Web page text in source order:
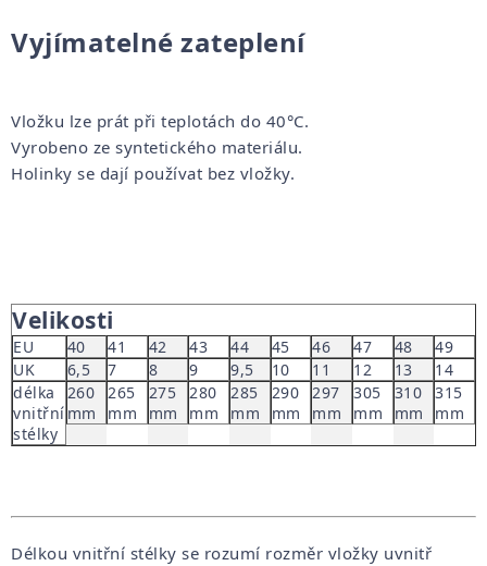
Vyjímatelné zateplení
Vložku lze prát při teplotách do 40°C.
Vyrobeno ze syntetického materiálu.
Holinky se dají používat bez vložky.
Velikosti
EU
UK
délka
vnitřní
stélky
40
6,5
260
mm
41
7
265
mm
42
8
275
mm
43
9
280
mm
44
9,5
285
mm
45
10
290
mm
46
11
297
mm
47
12
305
mm
48
13
310
mm
49
14
315
mm
Délkou vnitřní stélky se rozumí rozměr vložky uvnitř